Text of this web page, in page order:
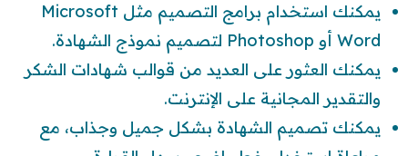
يمكنك استخدام برامج التصميم مثل Microsoft
Word أو Photoshop لتصميم نموذج الشهادة.
يمكنك العثور على العديد من قوالب شهادات الشكر
والتقدير المجانية على الإنترنت.
يمكنك تصميم الشهادة بشكل جميل وجذاب، مع